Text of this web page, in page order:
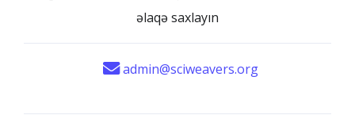
əlaqə saxlayın
admin@sciweavers.org